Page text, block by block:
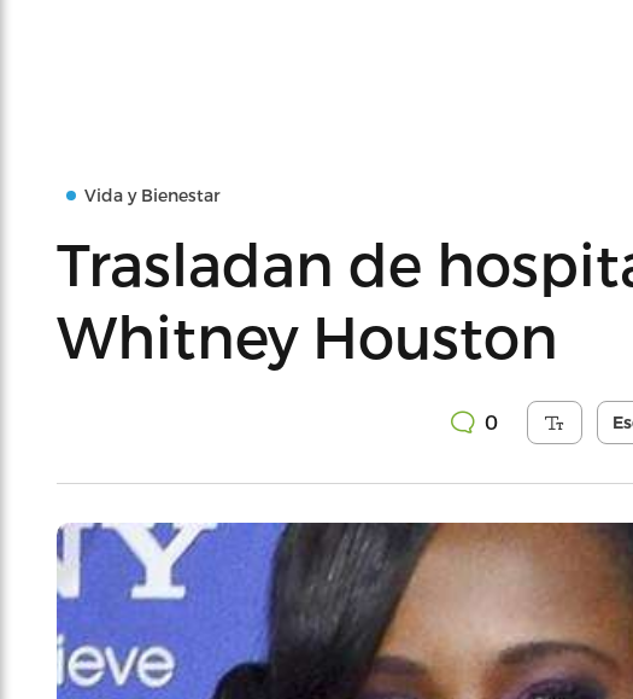
Vida y Bienestar
Trasladan de
Whitney Houston
0